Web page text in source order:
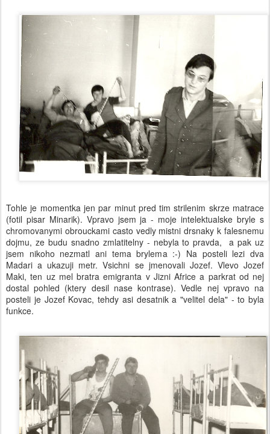
Tohle je momentka jen par minut pred tim strilenim skrze matrace
(fotil pisar Minarik). Vpravo jsem ja - moje intelektualske bryle s
chromovanymi obrouckami casto vedly mistni drsnaky k falesnemu
dojmu, ze budu snadno zmlatitelny - nebyla to pravda, a pak uz
jsem nikoho nezmatl ani tema brylema :-) Na posteli lezi dva
Madari a ukazuji metr. Vsichni se jmenovali Jozef. Vlevo Jozef
Maki, ten uz mel bratra emigranta v Jizni Africe a parkrat od nej
dostal pohled (ktery desil nase kontrase). Vedle nej vpravo na
posteli je Jozef Kovac, tehdy asi desatnik a "velitel dela" - to byla
funkce.